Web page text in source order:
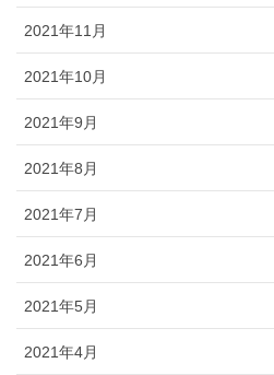
2021年11月
2021年10月
2021年9月
2021年8月
2021年7月
2021年6月
2021年5月
2021年4月